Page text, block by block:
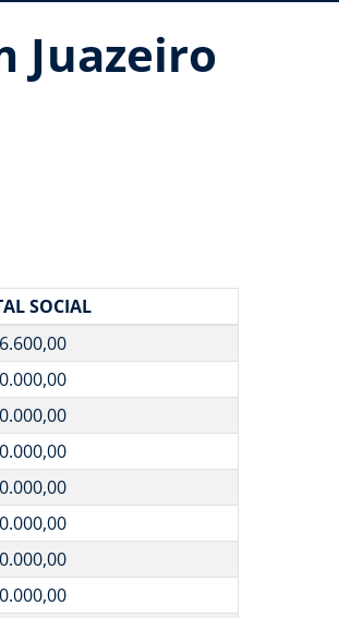
Juazeiro
SOCIAL